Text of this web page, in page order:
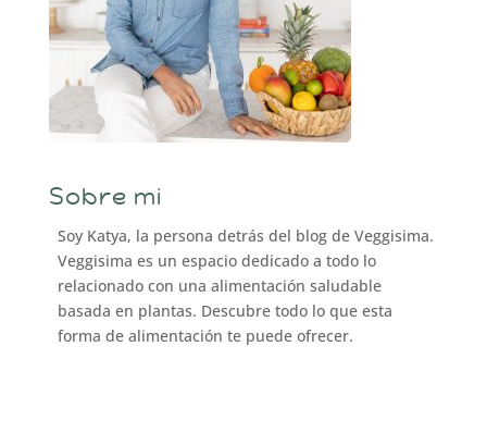
Sobre mi
Soy Katya, la persona detrás del blog de Veggisima.
Veggisima es un espacio dedicado a todo lo
relacionado con una alimentación saludable
basada en plantas. Descubre todo lo que esta
forma de alimentación te puede ofrecer.